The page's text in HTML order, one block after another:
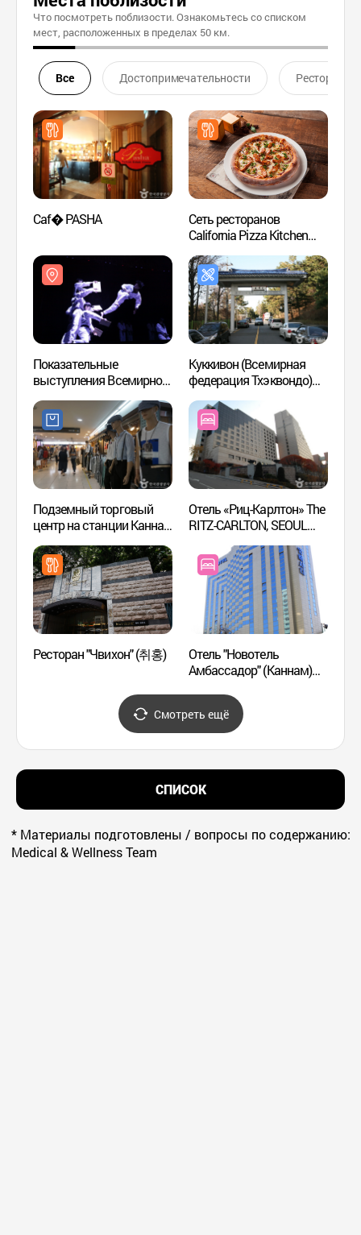
Что посмотреть поблизости. Ознакомьтесь со списком
мест, расположенных в пределах 50 км.
Все Достопримечательности Ресторан
Caf� PASHA
Сеть ресторанов
California Pizza Kitchen
(CPK Gannam,
캘리포니아피자키친
(강남점))
Показательные
выступления Всемирной
Куккивон: 'Great
Taekwondo - Великое
боевое искусство Кореи -
Воин месяца' (국기원
태권도 시범단 상설공연:
'Great Taekwondo - 달의
무사')
Куккивон (Всемирная
федерация Тхэквондо)
Подземный торговый
центр на станции Каннам
Отель «Риц-Карлтон» The
RITZ-CARLTON, SEOUL
Ресторан "Чвихон" (취홍)
Отель "Новотель
Амбассадор" (Каннам)
Смотреть ещё
СПИСОК
* Материалы подготовлены / вопросы по содержанию:
Medical & Wellness Team